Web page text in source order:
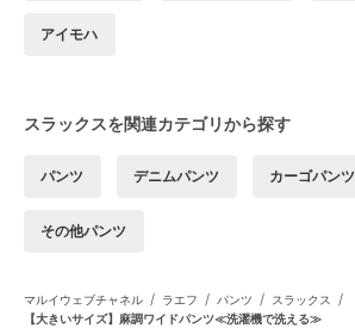
アイモハ
スラックスを関連カテゴリから探す
パンツ デニムパンツ カーゴパンツ
その他パンツ
マルイウェブチャネル / ラエフ / パンツ / スラックス /
【大きいサイズ】麻調ワイドパンツ≪洗濯機で洗える≫